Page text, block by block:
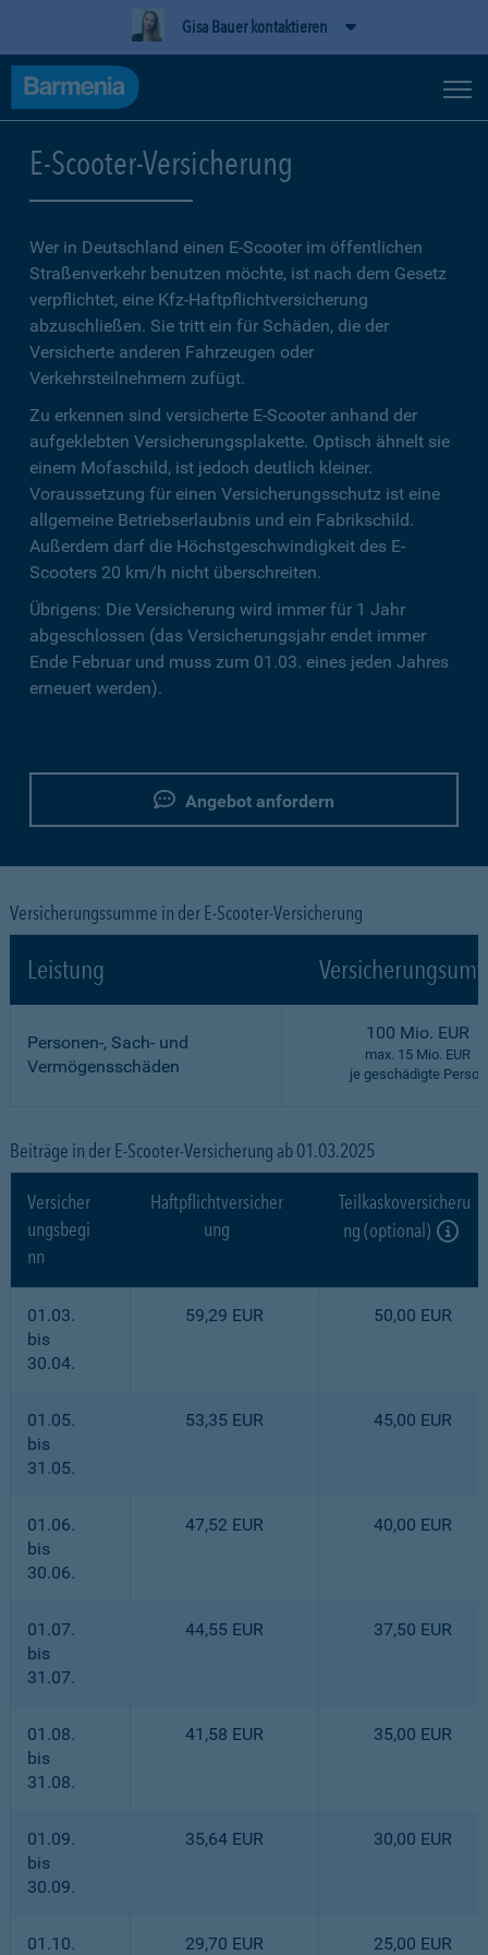
Gisa Bauer kontaktieren
E-Scooter-Versicherung
Wer in Deutschland einen E-Scooter im öffentlichen
Straßenverkehr benutzen möchte, ist nach dem Gesetz
verpflichtet, eine Kfz-Haftpflichtversicherung
abzuschließen. Sie tritt ein für Schäden, die der
Versicherte anderen Fahrzeugen oder
Verkehrsteilnehmern zufügt.
Zu erkennen sind versicherte E-Scooter anhand der
aufgeklebten Versicherungsplakette. Optisch ähnelt sie
einem Mofaschild, ist jedoch deutlich kleiner.
Voraussetzung für einen Versicherungsschutz ist eine
allgemeine Betriebserlaubnis und ein Fabrikschild.
Außerdem darf die Höchstgeschwindigkeit des E-
Scooters 20 km/h nicht überschreiten.
Übrigens: Die Versicherung wird immer für 1 Jahr
abgeschlossen (das Versicherungsjahr endet immer
Ende Februar und muss zum 01.03. eines jeden Jahres
erneuert werden).
Angebot anfordern
Versicherungssumme in der E-Scooter-Versicherung
Leistung
Personen-, Sach- und
Vermögensschäden
100 Mio. EUR
max. 15 Mio. EUR
je geschädigte Person
Beiträge in der E-Scooter-Versicherung ab 01.03.2025
Versicher
ungsbegi
nn
Haftpflichtversicher
ung
Teilkaskoversicheru
ng (optional)
01.03.
bis
30.04.
59,29 EUR 50,00 EUR
01.05.
bis
31.05.
53,35 EUR 45,00 EUR
01.06.
bis
30.06.
47,52 EUR 40,00 EUR
01.07.
bis
31.07.
44,55 EUR 37,50 EUR
01.08.
bis
31.08.
41,58 EUR 35,00 EUR
01.09.
bis
30.09.
35,64 EUR 30,00 EUR
01.10. 29,70 EUR 25,00 EUR